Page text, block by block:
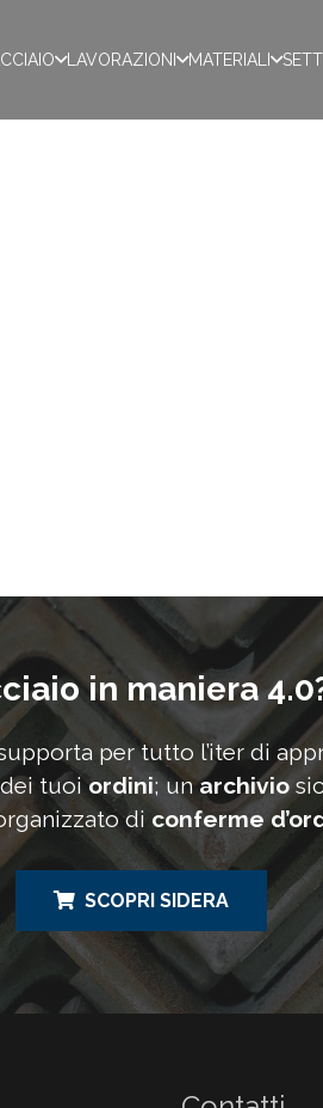
LAVORAZIONI MATERIALI
in maniera
per tutto l’iter di
tuoiordini; unarchivio
di conferme
SCOPRI SIDERA